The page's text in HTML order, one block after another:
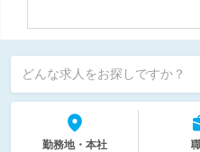
どんな求人をお探しですか？
勤務地・本社